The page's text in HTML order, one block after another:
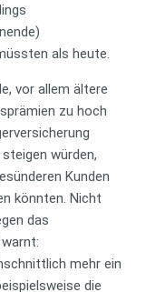
als heute.
vor allem ältere
zu hoch
würden,
Kunden
könnten. Nicht
das
mehr ein
die